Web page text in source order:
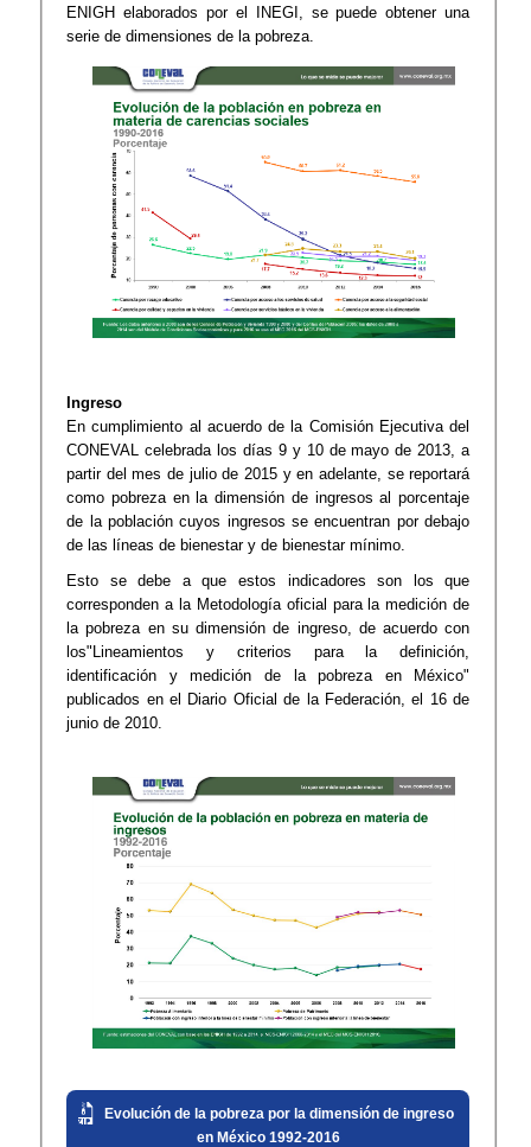
ENIGH elaborados por el INEGI, se puede obtener una
serie de dimensiones de la pobreza.
Ingreso
En cumplimiento al acuerdo de la Comisión Ejecutiva del
CONEVAL celebrada los días 9 y 10 de mayo de 2013, a
partir del mes de julio de 2015 y en adelante, se reportará
como pobreza en la dimensión de ingresos al porcentaje
de la población cuyos ingresos se encuentran por debajo
de las líneas de bienestar y de bienestar mínimo.
Esto se debe a que estos indicadores son los que
corresponden a la Metodología oficial para la medición de
la pobreza en su dimensión de ingreso, de acuerdo con
los"Lineamientos y criterios para la definición,
identificación y medición de la pobreza en México"
publicados en el Diario Oficial de la Federación, el 16 de
junio de 2010.
Evolución de la pobreza por l​​a dimensión de ingreso
en México 1992-2016